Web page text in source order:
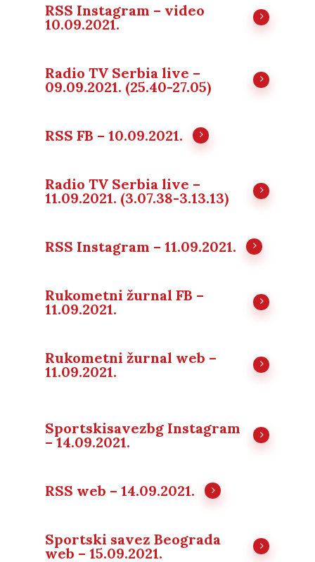
RSS Instagram – video
10.09.2021.
Radio TV Serbia live –
09.09.2021. (25.40-27.05)
RSS FB – 10.09.2021.
Radio TV Serbia live –
11.09.2021. (3.07.38-3.13.13)
RSS Instagram – 11.09.2021.
Rukometni žurnal FB –
11.09.2021.
Rukometni žurnal web –
11.09.2021.
Sportskisavezbg Instagram
– 14.09.2021.
RSS web – 14.09.2021.
Sportski savez Beograda
web – 15.09.2021.